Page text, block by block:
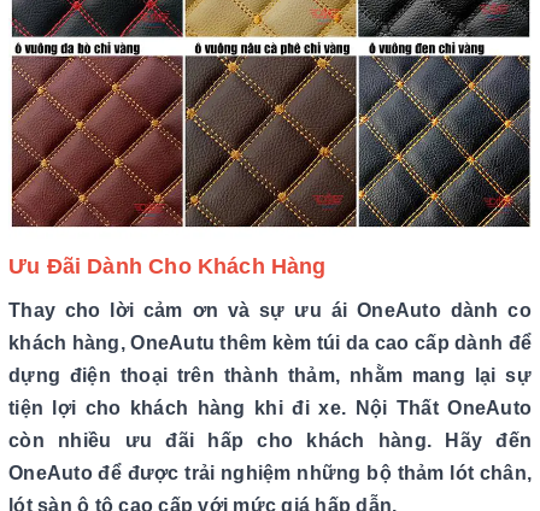
Ưu Đãi Dành Cho Khách Hàng
Thay cho lời cảm ơn và sự ưu ái OneAuto dành co
khách hàng, OneAutu thêm kèm túi da cao cấp dành để
dựng điện thoại trên thành thảm, nhằm mang lại sự
tiện lợi cho khách hàng khi đi xe. Nội Thất OneAuto
còn nhiều ưu đãi hấp cho khách hàng. Hãy đến
OneAuto để được trải nghiệm những bộ thảm lót chân,
lót sàn ô tô cao cấp với mức giá hấp dẫn.